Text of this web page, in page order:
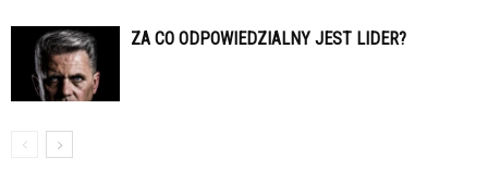
ZA CO ODPOWIEDZIALNY JEST LIDER?